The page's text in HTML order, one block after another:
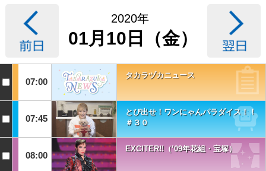
2020年
01月10日（金）
07:00
タカラヅカニュース
07:45
とび出せ！ワンにゃんパラダイス！！
＃３０
08:00
EXCITER!!（’09年花組・宝塚）